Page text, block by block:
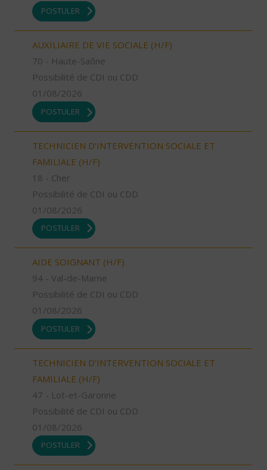
POSTULER
AUXILIAIRE DE VIE SOCIALE (H/F)
70 - Haute-Saône
Possibilité de CDI ou CDD
01/08/2026
POSTULER
TECHNICIEN D’INTERVENTION SOCIALE ET
FAMILIALE (H/F)
18 - Cher
Possibilité de CDI ou CDD
01/08/2026
POSTULER
AIDE SOIGNANT (H/F)
94 - Val-de-Marne
Possibilité de CDI ou CDD
01/08/2026
POSTULER
TECHNICIEN D’INTERVENTION SOCIALE ET
FAMILIALE (H/F)
47 - Lot-et-Garonne
Possibilité de CDI ou CDD
01/08/2026
POSTULER